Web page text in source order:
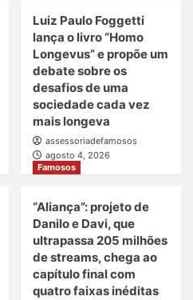
Luiz Paulo Foggetti
lança o livro “Homo
Longevus” e propõe um
debate sobre os
desafios de uma
sociedade cada vez
mais longeva
assessoriadefamosos
agosto 4, 2026
Famosos
“Aliança”: projeto de
Danilo e Davi, que
ultrapassa 205 milhões
de streams, chega ao
capítulo final com
quatro faixas inéditas